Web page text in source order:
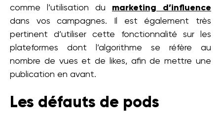
comme l’utilisation du marketing d’influence
dans vos campagnes. Il est également très
pertinent d’utiliser cette fonctionnalité sur les
plateformes dont l’algorithme se réfère au
nombre de vues et de likes, afin de mettre une
publication en avant.
Les défauts de pods